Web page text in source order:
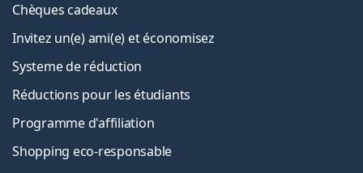
Chèques cadeaux
Invitez un(e) ami(e) et économisez
Systeme de réduction
Réductions pour les étudiants
Programme d'affiliation
Shopping eco-responsable